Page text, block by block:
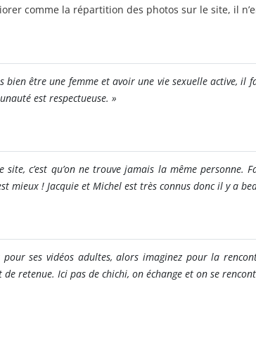
comme la répartition des photos sur le site, il
bien être une femme et avoir une vie sexuelle active,
est respectueuse. »
site, c’est qu’on ne trouve jamais la même personne.
mieux ! Jacquie et Michel est très connus donc il y a
pour ses vidéos adultes, alors imaginez pour la
retenue. Ici pas de chichi, on échange et on se